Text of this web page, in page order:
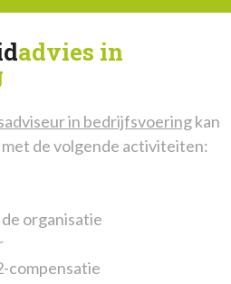
advies in
in bedrijfsvoeringkan
de volgende activiteiten:
organisatie
compensatie